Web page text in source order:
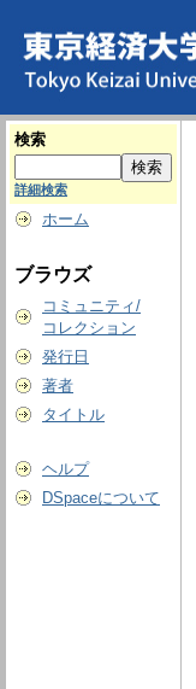
検索
詳細検索
ホーム
ブラウズ
コミュニティ/
コレクション
発行日
著者
タイトル
ヘルプ
DSpaceについて